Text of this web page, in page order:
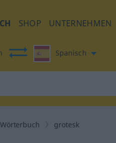
SHOP UNTERNEHMEN
Spanisch
grotesk